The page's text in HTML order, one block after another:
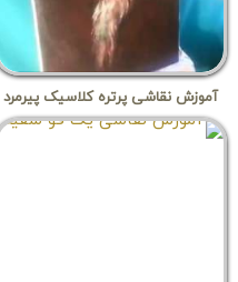
آموزش نقاشی پرتره کلاسیک پیرمرد